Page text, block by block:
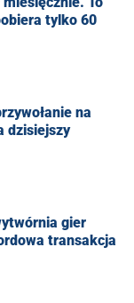
tylko 60
na
dzisiejszy
gier
transakcja